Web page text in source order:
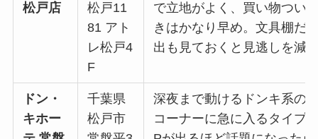
松戸店
松戸11
81 アト
レ松戸4
F
で立地がよく、買い物つい
きはかなり早め。文具棚だ
出も見ておくと見逃しを減
ドン・
キホー
千葉県
松戸市
深夜まで動けるドンキ系の
コーナーに急に入るタイプ